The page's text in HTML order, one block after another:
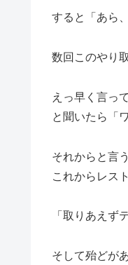
すると「あら
数回このやり
えっ早く言っ
と聞いたら「
それからと言
これからレス
「取りあえず
そして殆どが